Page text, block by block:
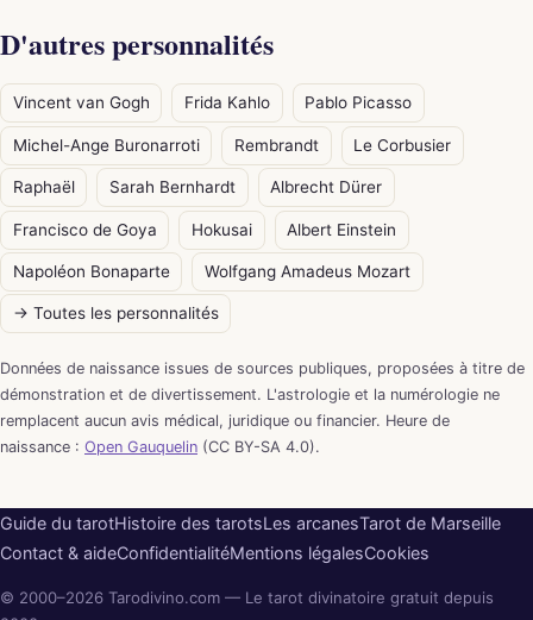
D'autres personnalités
Vincent van Gogh Frida Kahlo Pablo Picasso
Michel-Ange Buronarroti Rembrandt Le Corbusier
Raphaël Sarah Bernhardt Albrecht Dürer
Francisco de Goya Hokusai Albert Einstein
Napoléon Bonaparte Wolfgang Amadeus Mozart
→ Toutes les personnalités
Données de naissance issues de sources publiques, proposées à titre de
démonstration et de divertissement. L'astrologie et la numérologie ne
remplacent aucun avis médical, juridique ou financier. Heure de
naissance : Open Gauquelin (CC BY-SA 4.0).
Guide du tarotHistoire des tarotsLes arcanesTarot de Marseille
Contact & aideConfidentialitéMentions légalesCookies
© 2000–2026 Tarodivino.com — Le tarot divinatoire gratuit depuis